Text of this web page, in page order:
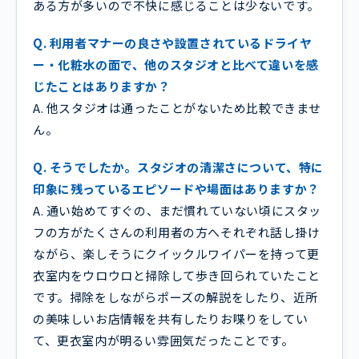
ある方が多いので不快に感じることは少ないです。
Q. 利用者マナーの良さや設置されているドライヤ
ー・化粧水の面で、他のスタジオと比べて違いを感
じたことはありますか？
A. 他スタジオは通ったことがないため比較できませ
ん。
Q. そうでしたか。スタジオの清潔さについて、特に
印象に残っているエピソードや場面はありますか？
A. 通い始めてすぐの、まだ慣れていない頃にスタッ
フの方がたくさんの利用者の方へそれぞれ話し掛け
ながら、楽しそうにクイックルワイパーを持って更
衣室内をウロウロと掃除して歩き回られていたこと
です。掃除をしながらポーズの解説をしたり、近所
の美味しいお店情報を共有したりお喋りをしてい
て、更衣室内が明るい雰囲気だったことです。